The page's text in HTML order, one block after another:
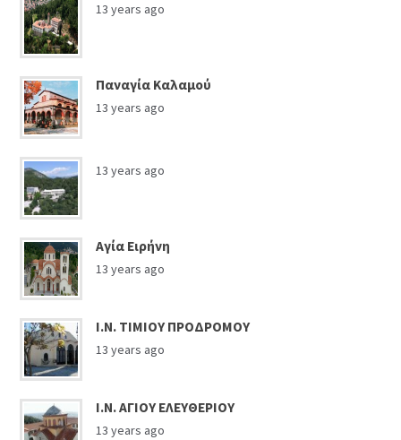
13 years ago
Παναγία Καλαμού
13 years ago
13 years ago
Αγία Ειρήνη
13 years ago
Ι.Ν. ΤΙΜΙΟΥ ΠΡΟΔΡΟΜΟΥ
13 years ago
Ι.Ν. ΑΓΙΟΥ ΕΛΕΥΘΕΡΙΟΥ
13 years ago